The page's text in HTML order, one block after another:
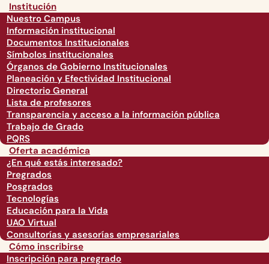
Institución
Nuestro Campus
Información institucional
Documentos Institucionales
Símbolos institucionales
Órganos de Gobierno Institucionales
Planeación y Efectividad Institucional
Directorio General
Lista de profesores
Transparencia y acceso a la información pública
Trabajo de Grado
PQRS
Oferta académica
¿En qué estás interesado?
Pregrados
Posgrados
Tecnologías
Educación para la Vida
UAO Virtual
Consultorías y asesorías empresariales
Cómo inscribirse
Inscripción para pregrado